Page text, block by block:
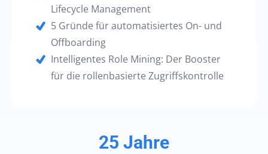
Lifecycle Management
5 Gründe für automatisiertes On- und
Offboarding
Intelligentes Role Mining: Der Booster
für die rollenbasierte Zugriffskontrolle
25 Jahre